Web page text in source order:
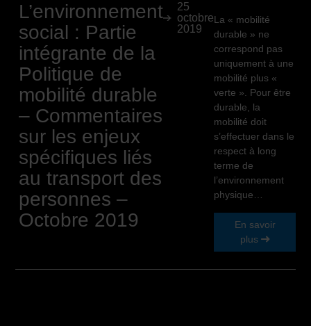
L’environnement
social : Partie
intégrante de la
Politique de
mobilité durable
– Commentaires
sur les enjeux
spécifiques liés
au transport des
personnes –
Octobre 2019
25
octobre
2019
La « mobilité
durable » ne
correspond pas
uniquement à une
mobilité plus «
verte ». Pour être
durable, la
mobilité doit
s’effectuer dans le
respect à long
terme de
l’environnement
physique…
En savoir
plus